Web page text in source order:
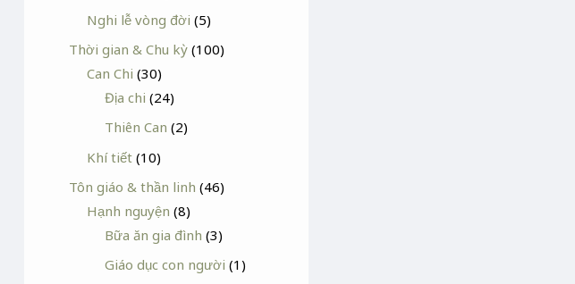
Nghi lễ vòng đời (5)
Thời gian & Chu kỳ (100)
Can Chi (30)
Địa chi (24)
Thiên Can (2)
Khí tiết (10)
Tôn giáo & thần linh (46)
Hạnh nguyện (8)
Bữa ăn gia đình (3)
Giáo dục con người (1)